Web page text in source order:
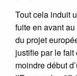
Tout cela induit
fuite en avant
du projet
justifie par le fait
moindre début